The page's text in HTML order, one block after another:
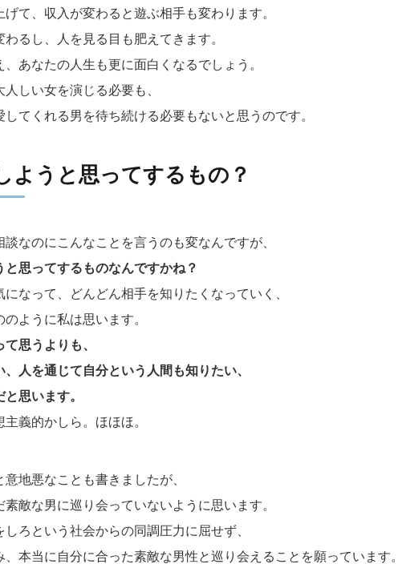
げて、収入が変わると遊ぶ相手も変わります。
わるし、人を見る目も肥えてきます。
、あなたの人生も更に面白くなるでしょう。
人しい女を演じる必要も、
してくれる男を待ち続ける必要もないと思うのです。
ようと思ってするもの？
談なのにこんなことを言うのも変なんですが、
と思ってするものなんですかね？
になって、どんどん相手を知りたくなっていく、
ように私は思います。
思うよりも、
、人を通じて自分という人間も知りたい、
思います。
義的かしら。ほほほ。
意地悪なことも書きましたが、
素敵な男に巡り会っていないように思います。
しろという社会からの同調圧力に屈せず、
、本当に自分に合った素敵な男性と巡り会えることを願っています。